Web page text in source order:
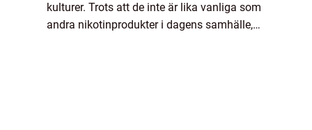
kulturer. Trots att de inte är lika vanliga som
andra nikotinprodukter i dagens samhälle,